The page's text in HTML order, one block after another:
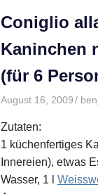
Coniglio
Kaninchen
(für 6
August 16, 2009
Zutaten:
1 küchenfertiges
Innereien), etwas
Wasser, 1 l